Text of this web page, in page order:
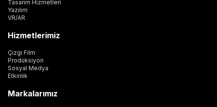
Tasarım Hizmetleri
Yazılım
VR/AR
Hizmetlerimiz
Çizgi Film
Prodüksiyon
Sosyal Medya
Etkinlik
Markalarımız